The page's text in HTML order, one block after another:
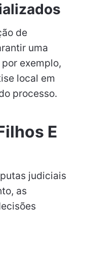
de
uma
exemplo,
local em
processo.
E
judiciais
as